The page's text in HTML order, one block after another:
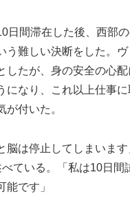
日間滞在した後、西部
う難しい決断をした。
したが、身の安全の心
になり、これ以上仕事
が付いた。
脳は停止してしまいま
ている。「私は10日間
能です」